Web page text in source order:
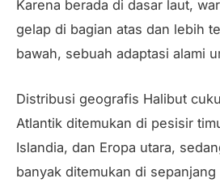
Karena berada di dasar laut,
gelap di bagian atas dan lebih
bawah, sebuah adaptasi alami
Distribusi geografis Halibut
Atlantik ditemukan di pesisir
Islandia, dan Eropa utara,
banyak ditemukan di sepanjang